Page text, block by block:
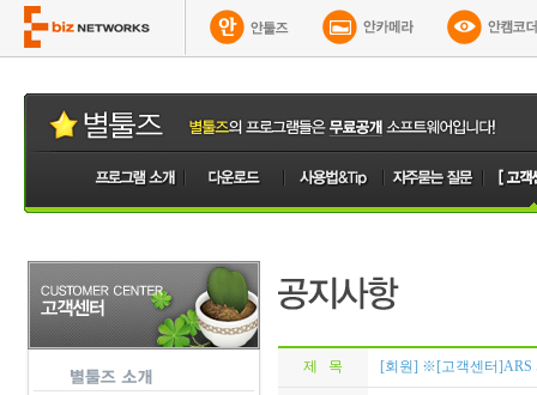
제 목 [회원] ※[고객센터]ARS